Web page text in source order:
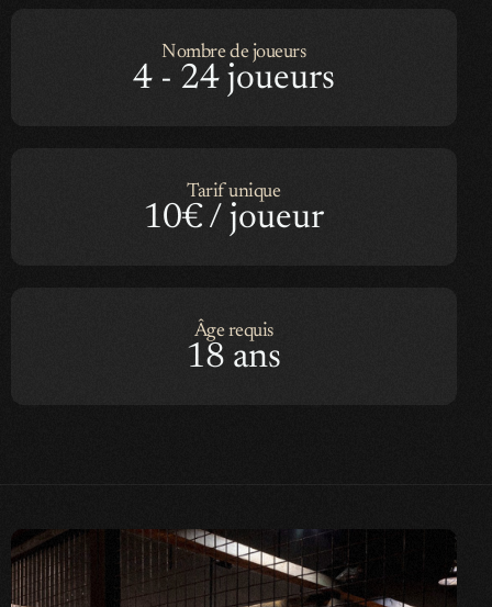
Nombre de joueurs
4 - 24 joueurs
Tarif unique
10€ / joueur
Âge requis
18 ans